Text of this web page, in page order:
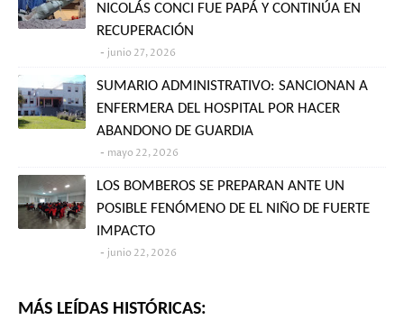
NICOLÁS CONCI FUE PAPÁ Y CONTINÚA EN
RECUPERACIÓN
junio 27, 2026
SUMARIO ADMINISTRATIVO: SANCIONAN A
ENFERMERA DEL HOSPITAL POR HACER
ABANDONO DE GUARDIA
mayo 22, 2026
LOS BOMBEROS SE PREPARAN ANTE UN
POSIBLE FENÓMENO DE EL NIÑO DE FUERTE
IMPACTO
junio 22, 2026
MÁS LEÍDAS HISTÓRICAS: